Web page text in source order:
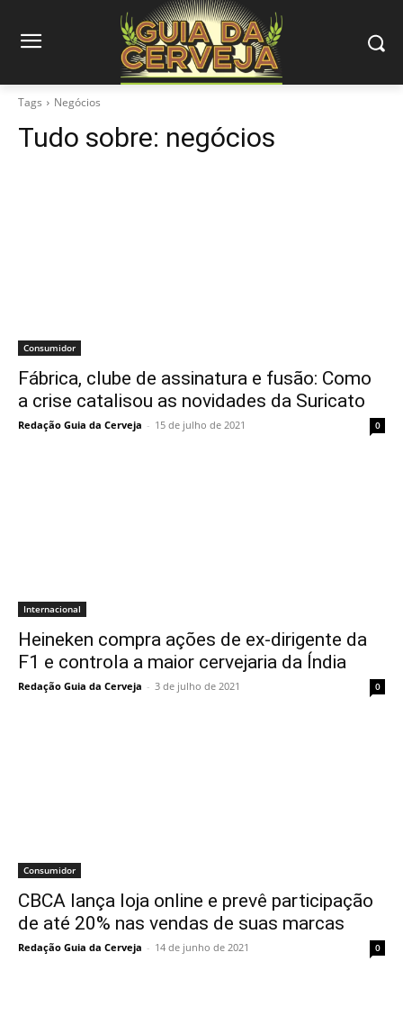
Tags Negócios
Tudo sobre: negócios
Consumidor
Fábrica, clube de assinatura e fusão: Como
a crise catalisou as novidades da Suricato
Redação Guia da Cerveja - 15 de julho de 2021 0
Internacional
Heineken compra ações de ex-dirigente da
F1 e controla a maior cervejaria da Índia
Redação Guia da Cerveja - 3 de julho de 2021 0
Consumidor
CBCA lança loja online e prevê participação
de até 20% nas vendas de suas marcas
Redação Guia da Cerveja - 14 de junho de 2021 0